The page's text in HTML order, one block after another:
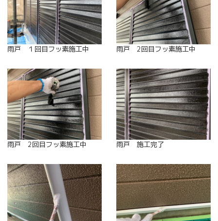
雨戸 １回目フッ素施工中 雨戸 2回目フッ素施工中
雨戸 2回目フッ素施工中 雨戸 施工完了